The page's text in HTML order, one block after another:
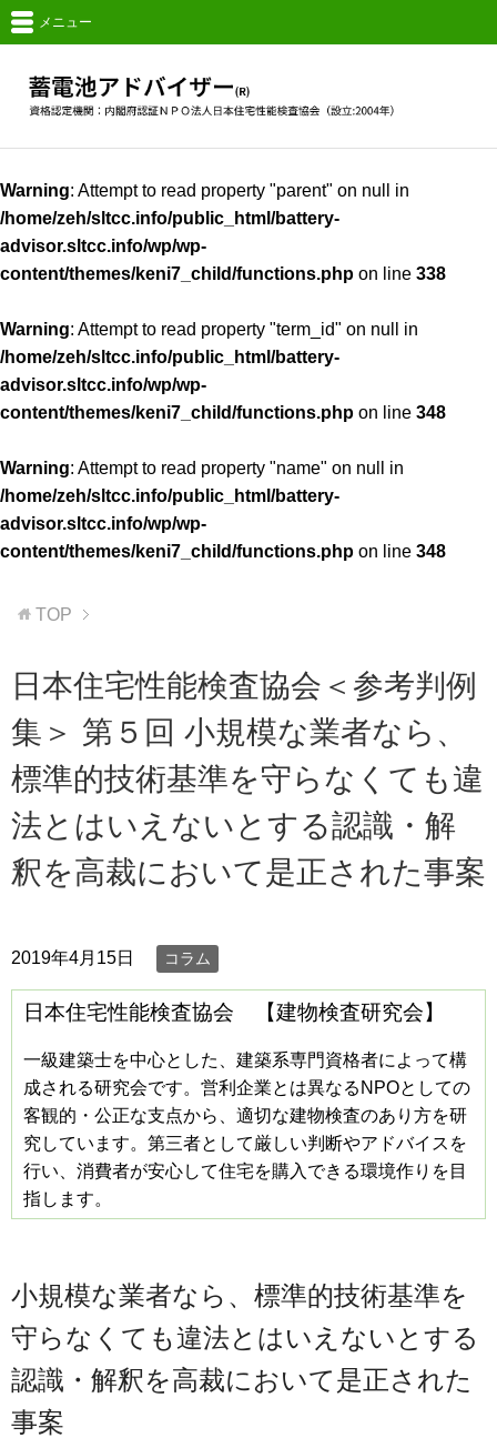
メニュー
Warning: Attempt to read property "parent" on null in
/home/zeh/sltcc.info/public_html/battery-
advisor.sltcc.info/wp/wp-
content/themes/keni7_child/functions.php on line 338
Warning: Attempt to read property "term_id" on null in
/home/zeh/sltcc.info/public_html/battery-
advisor.sltcc.info/wp/wp-
content/themes/keni7_child/functions.php on line 348
Warning: Attempt to read property "name" on null in
/home/zeh/sltcc.info/public_html/battery-
advisor.sltcc.info/wp/wp-
content/themes/keni7_child/functions.php on line 348
TOP
日本住宅性能検査協会＜参考判例
集＞ 第５回 小規模な業者なら、
標準的技術基準を守らなくても違
法とはいえないとする認識・解
釈を高裁において是正された事案
2019年4月15日 コラム
日本住宅性能検査協会 【建物検査研究会】
一級建築士を中心とした、建築系専門資格者によって構
成される研究会です。営利企業とは異なるNPOとしての
客観的・公正な支点から、適切な建物検査のあり方を研
究しています。第三者として厳しい判断やアドバイスを
行い、消費者が安心して住宅を購入できる環境作りを目
指します。
小規模な業者なら、標準的技術基準を
守らなくても違法とはいえないとする
認識・解釈を高裁において是正された
事案